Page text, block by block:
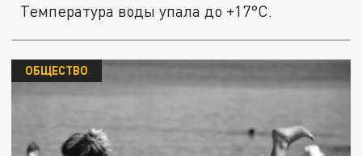
Температура воды упала до +17°C.
ОБЩЕСТВО